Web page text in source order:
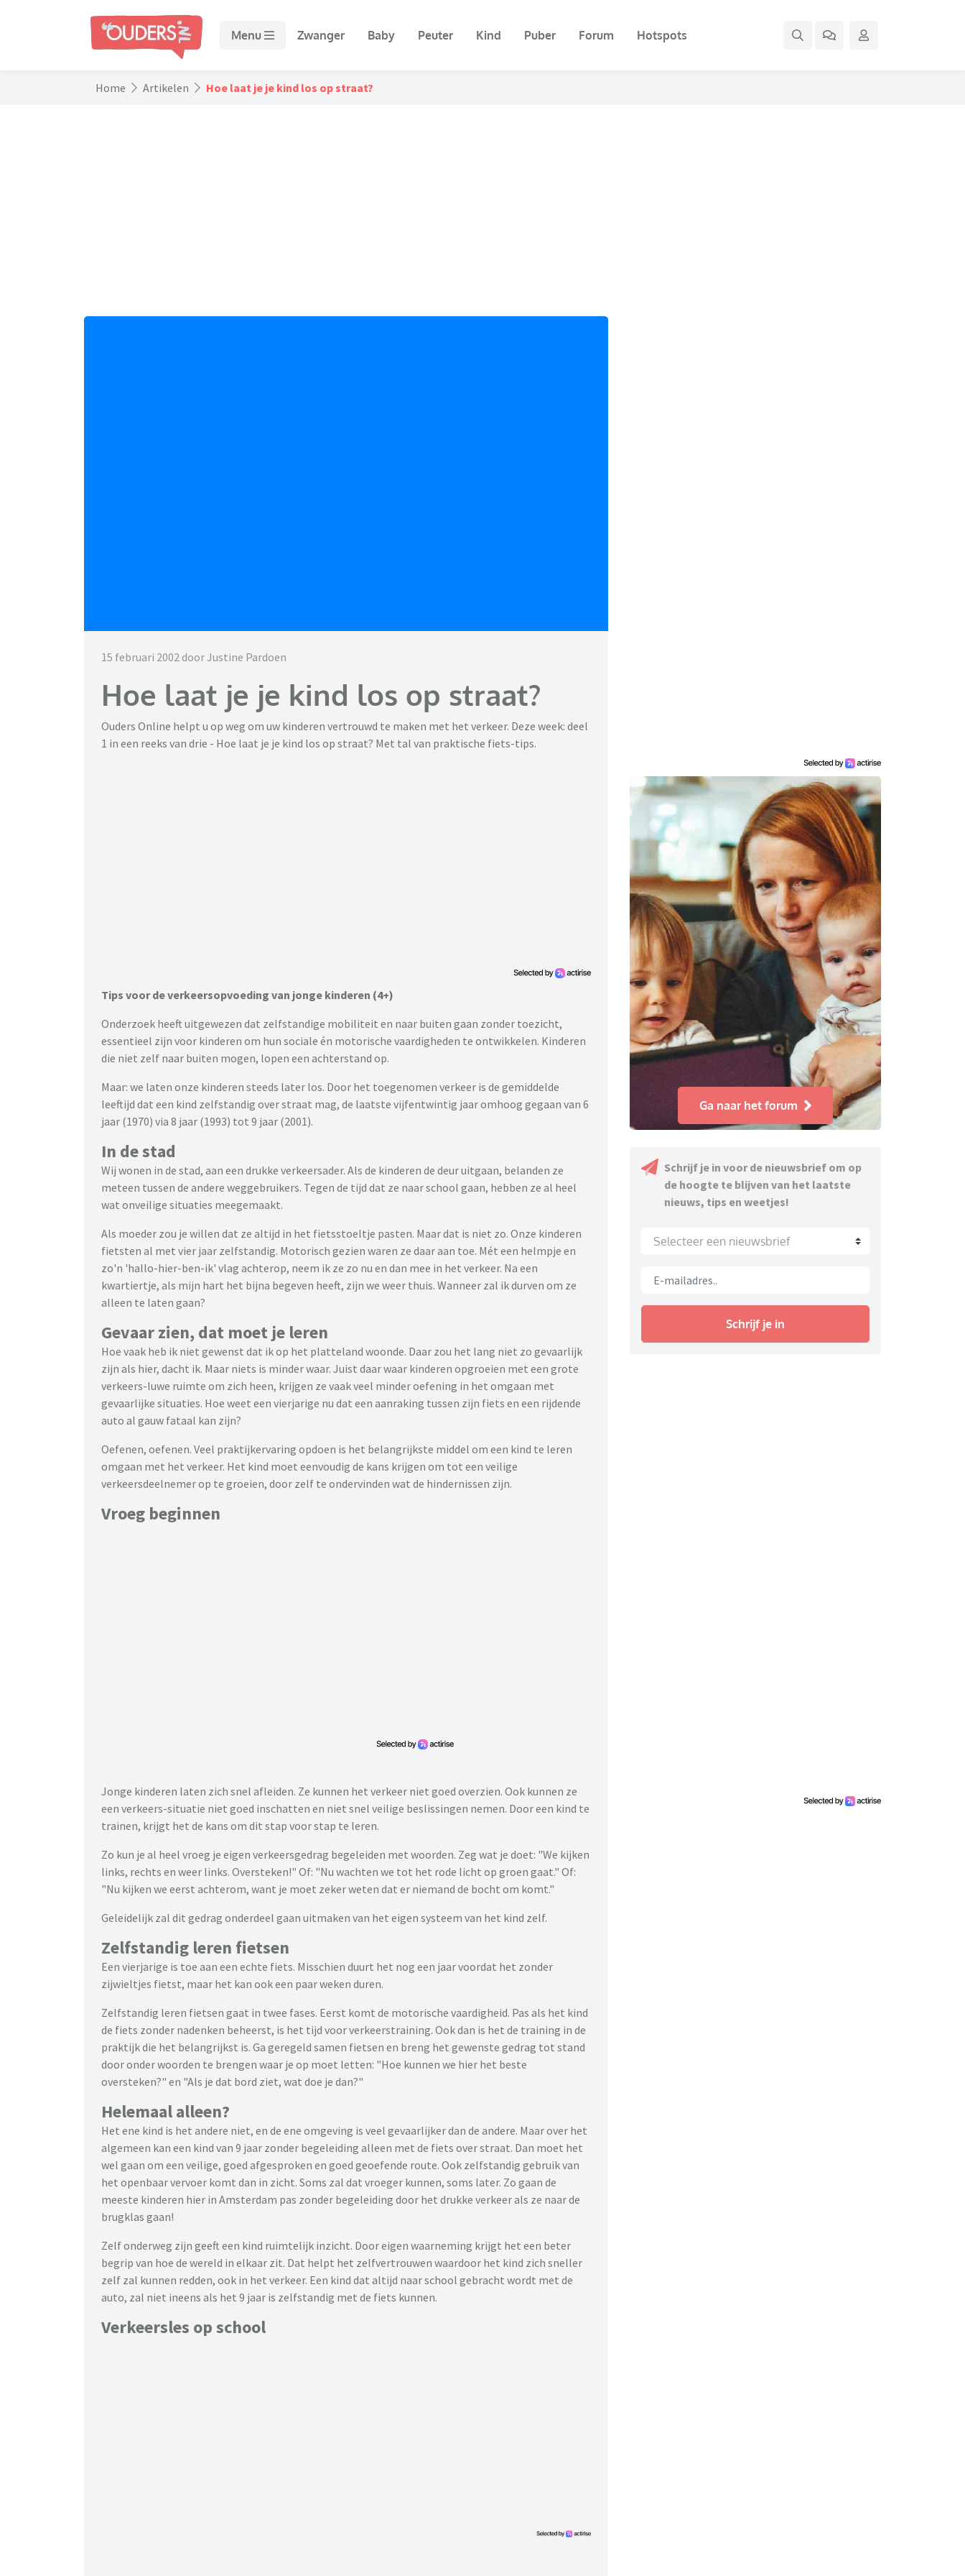
Menu Zwanger Baby Peuter Kind Puber Forum Hotspots
Home Artikelen Hoe laat je je kind los op straat?
15 februari 2002 door Justine Pardoen
Hoe laat je je kind los op straat?
Ouders Online helpt u op weg om uw kinderen vertrouwd te maken met het verkeer. Deze week: deel
1 in een reeks van drie - Hoe laat je je kind los op straat? Met tal van praktische fiets-tips.
Tips voor de verkeersopvoeding van jonge kinderen (4+)
Onderzoek heeft uitgewezen dat zelfstandige mobiliteit en naar buiten gaan zonder toezicht,
essentieel zijn voor kinderen om hun sociale én motorische vaardigheden te ontwikkelen. Kinderen
die niet zelf naar buiten mogen, lopen een achterstand op.
Maar: we laten onze kinderen steeds later los. Door het toegenomen verkeer is de gemiddelde
leeftijd dat een kind zelfstandig over straat mag, de laatste vijfentwintig jaar omhoog gegaan van 6
jaar (1970) via 8 jaar (1993) tot 9 jaar (2001).
In de stad
Wij wonen in de stad, aan een drukke verkeersader. Als de kinderen de deur uitgaan, belanden ze
meteen tussen de andere weggebruikers. Tegen de tijd dat ze naar school gaan, hebben ze al heel
wat onveilige situaties meegemaakt.
Als moeder zou je willen dat ze altijd in het fietsstoeltje pasten. Maar dat is niet zo. Onze kinderen
fietsten al met vier jaar zelfstandig. Motorisch gezien waren ze daar aan toe. Mét een helmpje en
zo'n 'hallo-hier-ben-ik' vlag achterop, neem ik ze zo nu en dan mee in het verkeer. Na een
kwartiertje, als mijn hart het bijna begeven heeft, zijn we weer thuis. Wanneer zal ik durven om ze
alleen te laten gaan?
Gevaar zien, dat moet je leren
Hoe vaak heb ik niet gewenst dat ik op het platteland woonde. Daar zou het lang niet zo gevaarlijk
zijn als hier, dacht ik. Maar niets is minder waar. Juist daar waar kinderen opgroeien met een grote
verkeers-luwe ruimte om zich heen, krijgen ze vaak veel minder oefening in het omgaan met
gevaarlijke situaties. Hoe weet een vierjarige nu dat een aanraking tussen zijn fiets en een rijdende
auto al gauw fataal kan zijn?
Oefenen, oefenen. Veel praktijkervaring opdoen is het belangrijkste middel om een kind te leren
omgaan met het verkeer. Het kind moet eenvoudig de kans krijgen om tot een veilige
verkeersdeelnemer op te groeien, door zelf te ondervinden wat de hindernissen zijn.
Vroeg beginnen
Jonge kinderen laten zich snel afleiden. Ze kunnen het verkeer niet goed overzien. Ook kunnen ze
een verkeers-situatie niet goed inschatten en niet snel veilige beslissingen nemen. Door een kind te
trainen, krijgt het de kans om dit stap voor stap te leren.
Zo kun je al heel vroeg je eigen verkeersgedrag begeleiden met woorden. Zeg wat je doet: "We kijken
links, rechts en weer links. Oversteken!" Of: "Nu wachten we tot het rode licht op groen gaat." Of:
"Nu kijken we eerst achterom, want je moet zeker weten dat er niemand de bocht om komt."
Geleidelijk zal dit gedrag onderdeel gaan uitmaken van het eigen systeem van het kind zelf.
Zelfstandig leren fietsen
Een vierjarige is toe aan een echte fiets. Misschien duurt het nog een jaar voordat het zonder
zijwieltjes fietst, maar het kan ook een paar weken duren.
Zelfstandig leren fietsen gaat in twee fases. Eerst komt de motorische vaardigheid. Pas als het kind
de fiets zonder nadenken beheerst, is het tijd voor verkeerstraining. Ook dan is het de training in de
praktijk die het belangrijkst is. Ga geregeld samen fietsen en breng het gewenste gedrag tot stand
door onder woorden te brengen waar je op moet letten: "Hoe kunnen we hier het beste
oversteken?" en "Als je dat bord ziet, wat doe je dan?"
Helemaal alleen?
Het ene kind is het andere niet, en de ene omgeving is veel gevaarlijker dan de andere. Maar over het
algemeen kan een kind van 9 jaar zonder begeleiding alleen met de fiets over straat. Dan moet het
wel gaan om een veilige, goed afgesproken en goed geoefende route. Ook zelfstandig gebruik van
het openbaar vervoer komt dan in zicht. Soms zal dat vroeger kunnen, soms later. Zo gaan de
meeste kinderen hier in Amsterdam pas zonder begeleiding door het drukke verkeer als ze naar de
brugklas gaan!
Zelf onderweg zijn geeft een kind ruimtelijk inzicht. Door eigen waarneming krijgt het een beter
begrip van hoe de wereld in elkaar zit. Dat helpt het zelfvertrouwen waardoor het kind zich sneller
zelf zal kunnen redden, ook in het verkeer. Een kind dat altijd naar school gebracht wordt met de
auto, zal niet ineens als het 9 jaar is zelfstandig met de fiets kunnen.
Verkeersles op school
Ga naar het forum
Schrijf je in voor de nieuwsbrief om op
de hoogte te blijven van het laatste
nieuws, tips en weetjes!
Selecteer een nieuwsbrief
Schrijf je in